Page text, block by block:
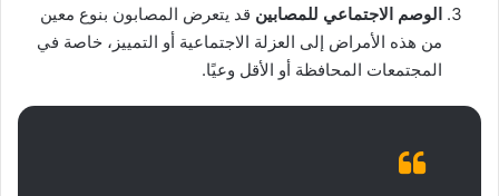
الوصم الاجتماعي للمصابين قد يتعرض المصابون بنوع معين
من هذه الأمراض إلى العزلة الاجتماعية أو التمييز، خاصة في
المجتمعات المحافظة أو الأقل وعيًا.